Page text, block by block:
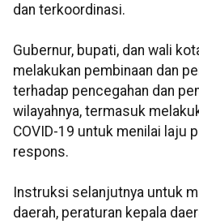
dan terkoordinasi.
Gubernur, bupati, dan wali
melakukan pembinaan dan
terhadap pencegahan dan
wilayahnya, termasuk
COVID-19 untuk menilai laju
respons.
Instruksi selanjutnya untuk
daerah, peraturan kepala